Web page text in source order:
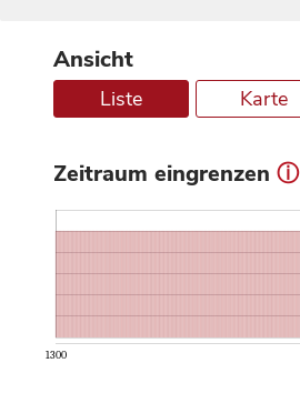
Ansicht
Liste Karte
Zeitraum eingrenzen ⓘ
1300